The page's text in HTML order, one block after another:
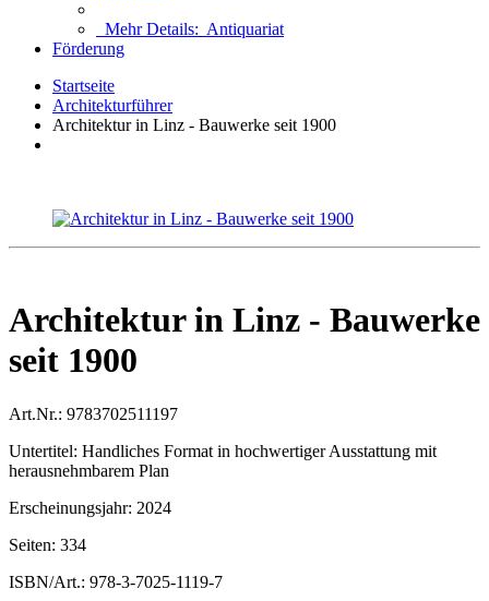
Mehr Details: Antiquariat
Förderung
Startseite
Architekturführer
Architektur in Linz - Bauwerke seit 1900
Architektur in Linz - Bauwerke
seit 1900
Art.Nr.: 9783702511197
Untertitel: Handliches Format in hochwertiger Ausstattung mit
herausnehmbarem Plan
Erscheinungsjahr: 2024
Seiten: 334
ISBN/Art.: 978-3-7025-1119-7